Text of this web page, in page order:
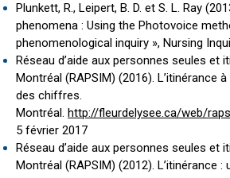
Plunkett, R., Leipert, B. D. et S. L. Ray
phenomena : Using the Photovoice
phenomenological inquiry », Nursing
Réseau d’aide aux personnes seules et
Montréal (RAPSIM) (2016). L’itinérance
des chiffres.
Montréal. http://fleurdelysee.ca/web/
5 février 2017
Réseau d’aide aux personnes seules et
Montréal (RAPSIM) (2012). L’itinérance